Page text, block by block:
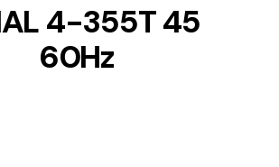
4-355T 45
60Hz